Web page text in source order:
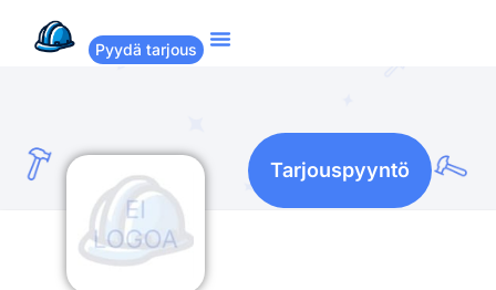
Pyydä tarjous
Tarjouspyyntö